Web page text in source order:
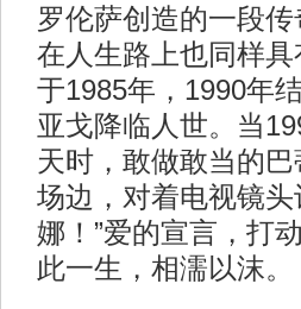
罗伦萨创造的一段
在人生路上也同样
于1985年，1990年
亚戈降临人世。当
天时，敢做敢当的
场边，对着电视镜
娜！”爱的宣言，打
此一生，相濡以沫。